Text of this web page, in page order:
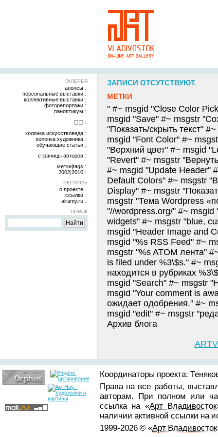
ГАЛЕРЕЯ
анонсы
персональные выставки
коллективные выставки
фоторепортажи
паноптикум
▢▢
колонка искусствоведа
колонка художника
обучающие статьи
страницы авторов
метки|tags
2002|2010
РЕСУРСЫ
о проекте
ссылки
alramy.ru
ПОИСК
ЗАПИСИ ОТСУТСТВУЮТ.
МЕТКИ
" #~ msgid "Close Color
msgid "Save" #~ msgstr
"Показать/скрыть текст"
msgid "Font Color" #~
"Верхний цвет" #~ msgid
"Revert" #~ msgstr
#~ msgid "Update Header"
Default Colors" #~ msgstr
Display" #~ msgstr
msgstr "Тема Wordpress
"//wordpress.org/" #~
widgets" #~ msgstr "blue,
msgid "Header Image and
msgid "%s RSS Feed" #~
msgstr "%s ATOM лента"
is filed under %3\$s." #~
находится в рубриках
msgid "Search" #~ msgstr
msgid "Your comment is
ожидает одобрения." #~
msgid "edit" #~ msgstr
Архив блога
Координаторы проекта:
Права на все работы,
авторам. При полном или
ссылка на «Арт Владивосток
наличии активной ссылки на
1999-2026 © «Арт Владивосток